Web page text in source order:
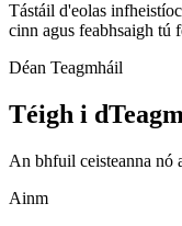
Tástáil d'eolas
cinn agus feabhsaigh tú
Déan Teagmháil
Téigh i
An bhfuil ceisteanna nó
Ainm